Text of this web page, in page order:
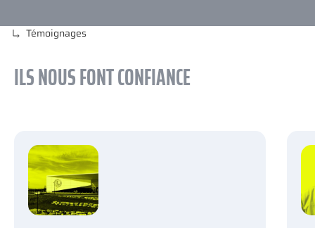
Témoignages
ILS NOUS FONT CONFIANCE